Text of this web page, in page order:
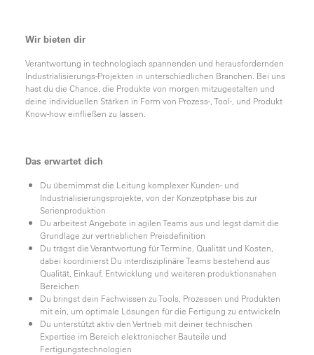
Wir bieten dir
Verantwortung in technologisch spannenden und herausfordernden
Industrialisierungs-Projekten in unterschiedlichen Branchen. Bei uns
hast du die Chance, die Produkte von morgen mitzugestalten und
deine individuellen Stärken in Form von Prozess-, Tool-, und Produkt
Know-how einfließen zu lassen.
Das erwartet dich
Du übernimmst die Leitung komplexer Kunden- und
Industrialisierungsprojekte, von der Konzeptphase bis zur
Serienproduktion
Du arbeitest Angebote in agilen Teams aus und legst damit die
Grundlage zur vertrieblichen Preisdefinition
Du trägst die Verantwortung für Termine, Qualität und Kosten,
dabei koordinierst Du interdisziplinäre Teams bestehend aus
Qualität, Einkauf, Entwicklung und weiteren produktionsnahen
Bereichen
Du bringst dein Fachwissen zu Tools, Prozessen und Produkten
mit ein, um optimale Lösungen für die Fertigung zu entwickeln
Du unterstützt aktiv den Vertrieb mit deiner technischen
Expertise im Bereich elektronischer Bauteile und
Fertigungstechnologien